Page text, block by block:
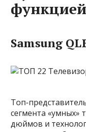
Samsung
Топ-
сегмента «умных»
дюймов и